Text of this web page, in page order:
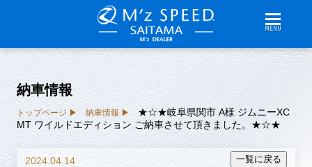
MENU
納車情報
トップページ 納車情報
★☆★岐阜県関市 A様 ジムニーXC
MT ワイルドエディション ご納車させて頂きました。★☆★
2024.04.14